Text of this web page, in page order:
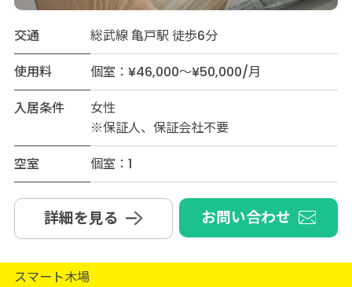
交通
総武線 亀戸駅 徒歩6分
使用料
個室：¥46,000～¥50,000/月
入居条件
女性
※保証人、保証会社不要
空室
個室：1
詳細を見る お問い合わせ
スマート木場